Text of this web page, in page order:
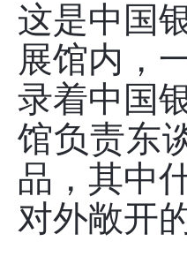
这是中国
展馆内，
录着中国
馆负责东
品，其中
对外敞开